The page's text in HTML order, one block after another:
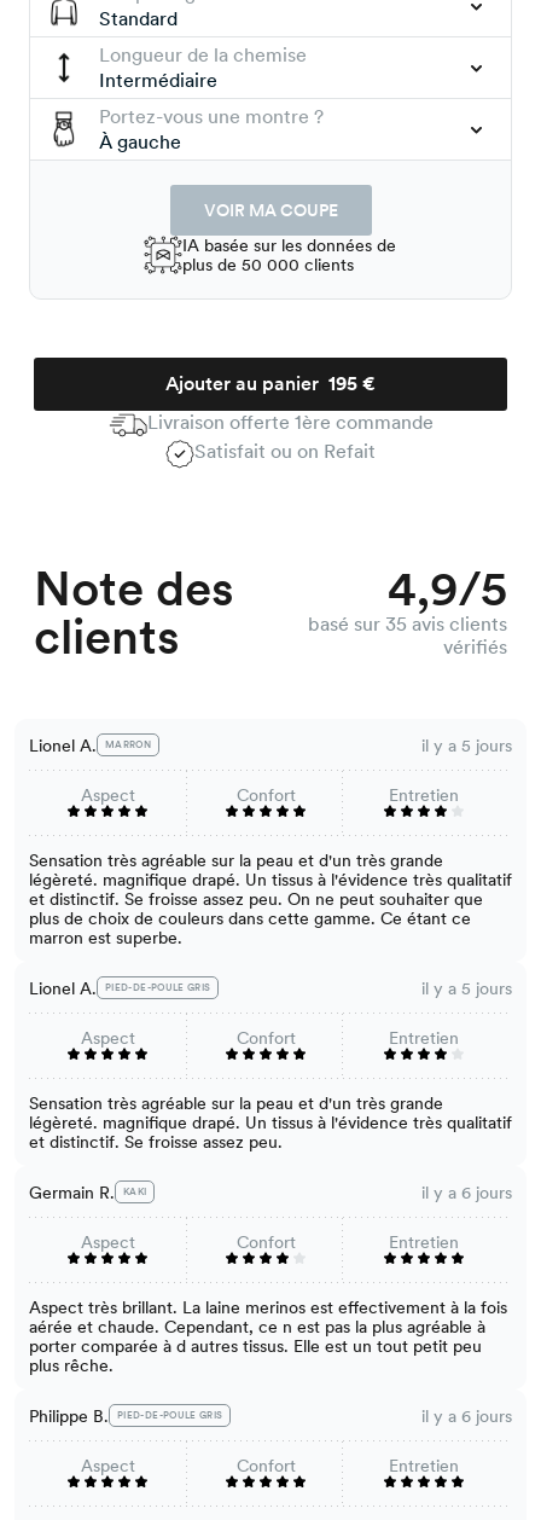
Standard
Longueur de la chemise
Intermédiaire
Portez-vous une montre ?
À gauche
VOIR MA COUPE
IA basée sur les données de
plus de 50 000 clients
Ajouter au panier
Livraison offerte 1ère commande
Satisfait ou on Refait
Note des
clients
4,9/5
basé sur 35 avis clients
vérifiés
Lionel A. MARRON il y a 5 jours
Aspect Confort Entretien
Sensation très agréable sur la peau et d'un très grande
légèreté. magnifique drapé. Un tissus à l'évidence très qualitatif
et distinctif. Se froisse assez peu. On ne peut souhaiter que
plus de choix de couleurs dans cette gamme. Ce étant ce
marron est superbe.
Lionel A. PIED-DE-POULE GRIS il y a 5 jours
Aspect Confort Entretien
Sensation très agréable sur la peau et d'un très grande
légèreté. magnifique drapé. Un tissus à l'évidence très qualitatif
et distinctif. Se froisse assez peu.
Germain R. KAKI il y a 6 jours
Aspect Confort Entretien
Aspect très brillant. La laine merinos est effectivement à la fois
aérée et chaude. Cependant, ce n est pas la plus agréable à
porter comparée à d autres tissus. Elle est un tout petit peu
plus rêche.
Philippe B. PIED-DE-POULE GRIS il y a 6 jours
Aspect Confort Entretien